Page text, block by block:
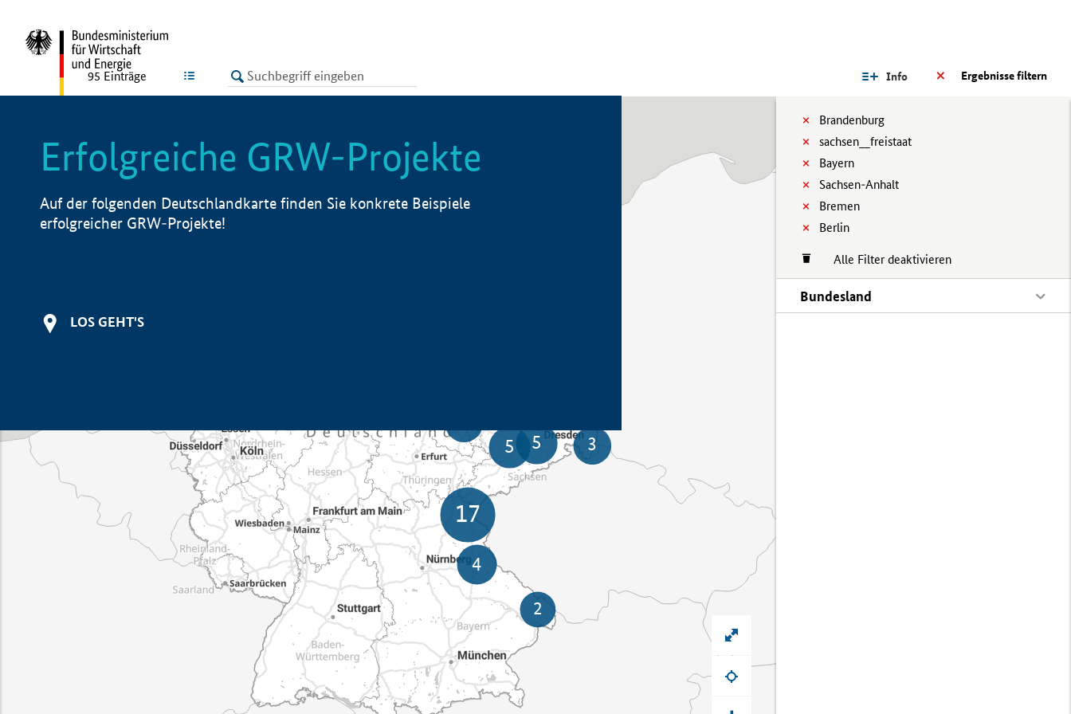
LISTE Ergebnisse filtern
Info
Brandenburg
sachsen__freistaat
Bayern
Sachsen-Anhalt
Bremen
Berlin
Alle Filter deaktivieren
Bundesland
95 Einträge
Erfolgreiche GRW-Projekte
Auf der folgenden Deutschlandkarte finden Sie konkrete Beispiele
erfolgreicher GRW-Projekte!
LOS GEHT'S